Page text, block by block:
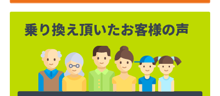
加藤燃料店
加藤燃料店
河原実業株式会社
梶燃料株式会社
梶武商店
叶屋真下商店
株式会社L＆R
株式会社SANWA